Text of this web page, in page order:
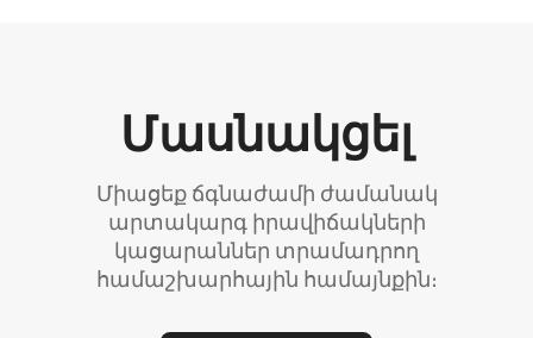
Մասնակցել
Միացեք ճգնաժամի ժամանակ
արտակարգ իրավիճակների
կացարաններ տրամադրող
համաշխարհային համայնքին։